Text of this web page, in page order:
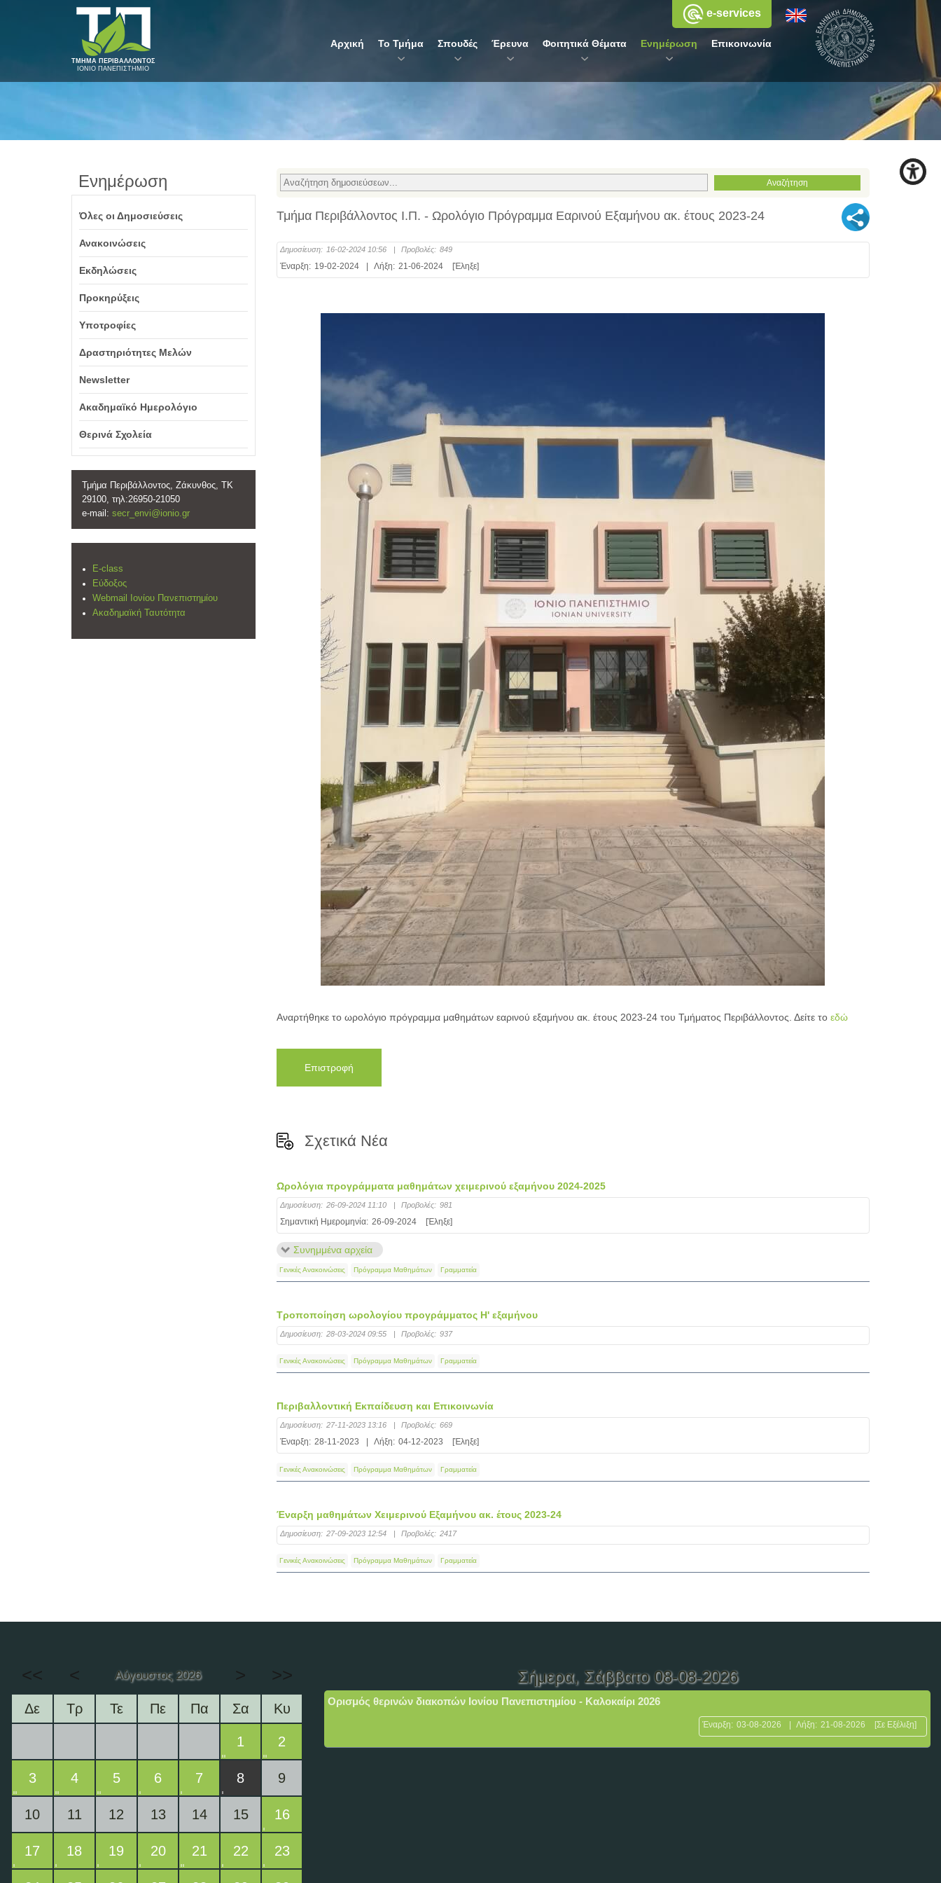
ΤΜΗΜΑ ΠΕΡΙΒΑΛΛΟΝΤΟΣ
ΙΟΝΙΟ ΠΑΝΕΠΙΣΤΗΜΙΟ
Αρχική Το Τμήμα Σπουδές Έρευνα Φοιτητικά Θέματα Ενημέρωση Επικοινωνία
e-services
Τμήμα Περιβάλλοντος Ι.Π. - Ωρολόγιο Πρόγραμμα Εαρινού Εξαμήνου ακ. έτους 2023-24
Δημοσίευση: 16-02-2024 10:56 | Προβολές: 849
Έναρξη: 19-02-2024 Λήξη: 21-06-2024 [Έληξε]
Αναρτήθηκε το ωρολόγιο πρόγραμμα μαθημάτων εαρινού εξαμήνου ακ. έτους 2023-24 του Τμήματος Περιβάλλοντος. Δείτε το εδώ
Επιστροφή
Σχετικά Νέα
Ωρολόγια προγράμματα μαθημάτων χειμερινού εξαμήνου 2024-2025
Δημοσίευση: 26-09-2024 11:10 | Προβολές: 981
Σημαντική Ημερομηνία: 26-09-2024 [Έληξε]
Συνημμένα αρχεία
Γενικές Ανακοινώσεις Πρόγραμμα Μαθημάτων Γραμματεία
Τροποποίηση ωρολογίου προγράμματος Η' εξαμήνου
Δημοσίευση: 28-03-2024 09:55 | Προβολές: 937
Γενικές Ανακοινώσεις Πρόγραμμα Μαθημάτων Γραμματεία
Περιβαλλοντική Εκπαίδευση και Επικοινωνία
Δημοσίευση: 27-11-2023 13:16 | Προβολές: 669
Έναρξη: 28-11-2023 Λήξη: 04-12-2023 [Έληξε]
Γενικές Ανακοινώσεις Πρόγραμμα Μαθημάτων Γραμματεία
Έναρξη μαθημάτων Χειμερινού Εξαμήνου ακ. έτους 2023-24
Δημοσίευση: 27-09-2023 12:54 | Προβολές: 2417
Γενικές Ανακοινώσεις Πρόγραμμα Μαθημάτων Γραμματεία
Ενημέρωση
Όλες οι Δημοσιεύσεις
Ανακοινώσεις
Εκδηλώσεις
Προκηρύξεις
Υποτροφίες
Δραστηριότητες Μελών
Newsletter
Ακαδημαϊκό Ημερολόγιο
Θερινά Σχολεία
Τμήμα Περιβάλλοντος, Ζάκυνθος, ΤΚ
29100, τηλ:26950-21050
e-mail: secr_envi@ionio.gr
E-class
Εύδοξος
Webmail Ιονίου Πανεπιστημίου
Ακαδημαϊκή Ταυτότητα
<< < Αύγουστος 2026 > >>
Δε Τρ Τε Πε Πα Σα Κυ
1 2
3 4 5 6 7 8 9
10 11 12 13 14 15 16
17 18 19 20 21 22 23
Σήμερα, Σάββατο 08-08-2026
Ορισμός θερινών διακοπών Ιονίου Πανεπιστημίου - Καλοκαίρι 2026
Έναρξη: 03-08-2026 Λήξη: 21-08-2026 [Σε Εξέλιξη]